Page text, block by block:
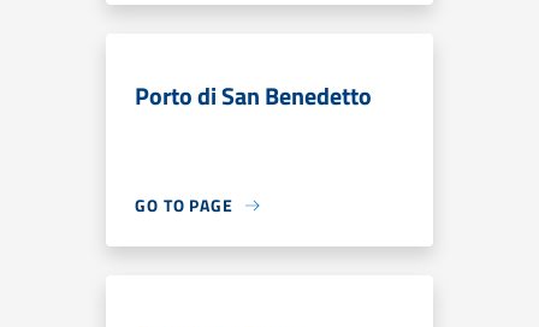
Porto di San Benedetto
GO TO PAGE